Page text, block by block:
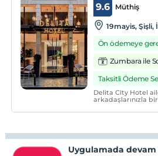
Müthiş
9.6
19mayis, Şişli,
Ön ödemeye
Zumbara ile
Taksitli Ödeme
Delita City Hotel
arkadaşlarınızla
Otel, gerçek bir
da kolayca
Uygulamada